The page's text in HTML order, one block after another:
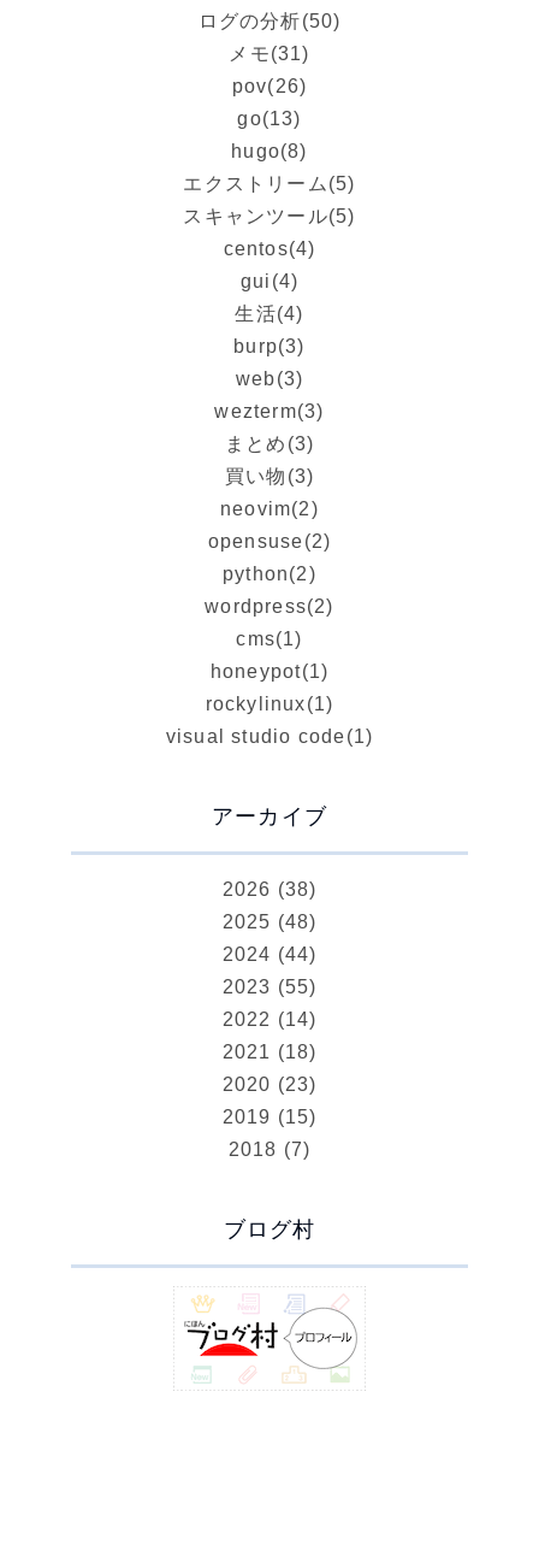
ログの分析(50)
メモ(31)
pov(26)
go(13)
hugo(8)
エクストリーム (5)
スキャンツール(5)
centos(4)
gui (4)
生活(4)
burp(3)
web(3)
wezterm(3)
まとめ (3)
買い物 (3)
neovim(2)
opensuse(2)
python(2)
wordpress(2)
cms(1)
honeypot(1)
rockylinux(1)
visual studio code(1)
アーカイブ
2026 (38)
2025 (48)
2024 (44)
2023 (55)
2022 (14)
2021 (18)
2020 (23)
2019 (15)
2018 (7)
ブログ村